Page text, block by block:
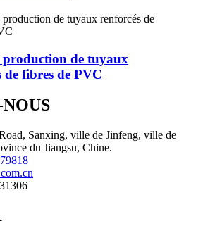
production de tuyaux
de fibres de PVC
Sanxing, ville de Jinfeng, ville de
du Jiangsu, Chine.